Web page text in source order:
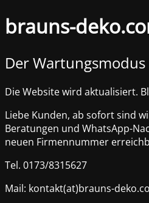
brauns-
Der
Die Website wird aktualisiert.
Liebe Kunden, ab sofort sind
Beratungen und WhatsApp-
neuen Firmennummer
Tel. 0173/8315627
Mail: kontakt(at)brauns-